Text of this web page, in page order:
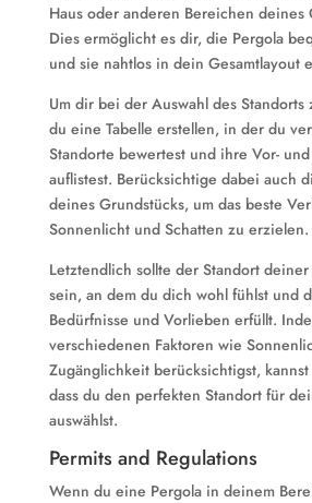
Haus oder anderen Bereichen deines
Dies ermöglicht es dir, die Pergola
und sie nahtlos in dein Gesamtlayout
Um dir bei der Auswahl des Standorts
du eine Tabelle erstellen, in der du
Standorte bewertest und ihre Vor-
auflistest. Berücksichtige dabei auch
deines Grundstücks, um das beste
Sonnenlicht und Schatten zu erzielen.
Letztendlich sollte der Standort
sein, an dem du dich wohl fühlst und
Bedürfnisse und Vorlieben erfüllt.
verschiedenen Faktoren wie
Zugänglichkeit berücksichtigst,
dass du den perfekten Standort für
auswählst.
Permits and Regulations
Wenn du eine Pergola in deinem